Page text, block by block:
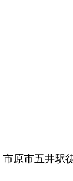
市原市五井駅